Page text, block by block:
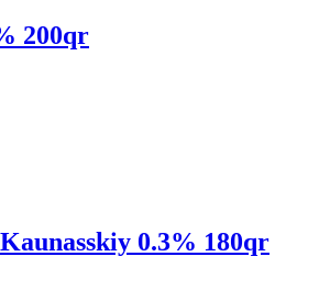
200qr
0.3% 180qr